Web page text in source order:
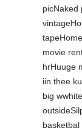
picNaked
movie
hrHuuge
iin thee
big